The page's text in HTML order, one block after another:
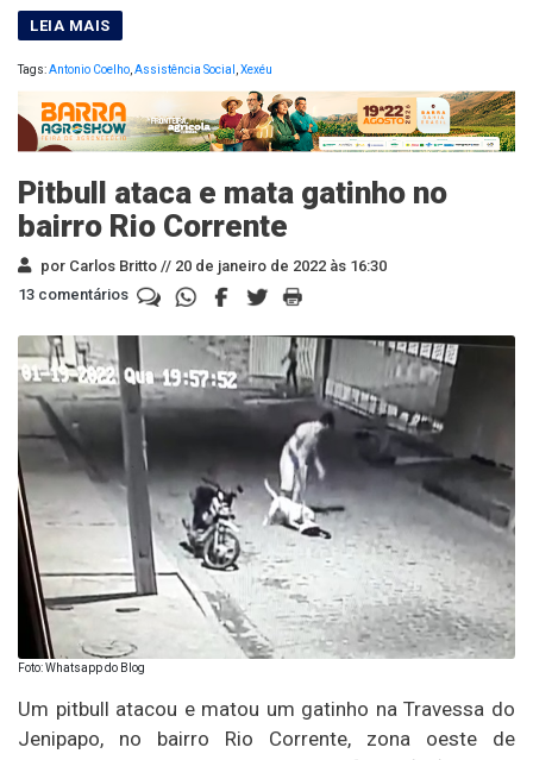
Tags:Antonio Coelho Assistência Social Xexéu
Pitbull ataca e mata gatinho no
bairro Rio Corrente
por Carlos Britto // 20 de janeiro de 2022 às 16:30
13 comentários
Foto: Whatsapp do Blog
Um pitbull atacou e matou um gatinho na Travessa do
Jenipapo, no bairro Rio Corrente, zona oeste de